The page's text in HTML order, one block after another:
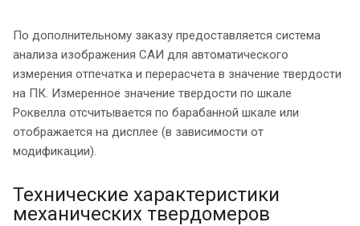
По дополнительному заказу предоставляется система
анализа изображения САИ для автоматического
измерения отпечатка и перерасчета в значение твердости
на ПК. Измеренное значение твердости по шкале
Роквелла отсчитывается по барабанной шкале или
отображается на дисплее (в зависимости от
модификации).
Технические характеристики
механических твердомеров